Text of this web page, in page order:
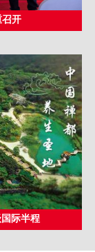
召开
际半程